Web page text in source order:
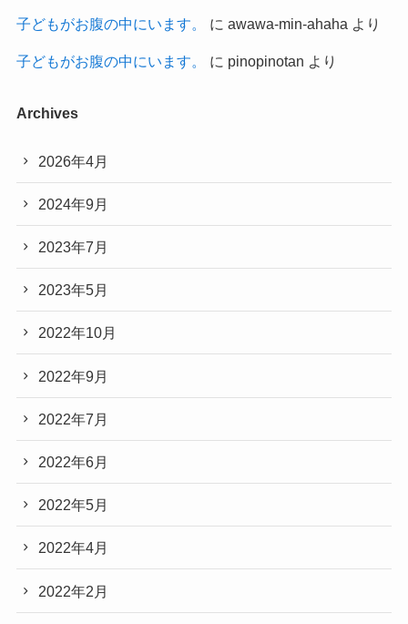
子どもがお腹の中にいます。 に awawa-min-ahaha より
子どもがお腹の中にいます。 に pinopinotan より
Archives
2026年4月
2024年9月
2023年7月
2023年5月
2022年10月
2022年9月
2022年7月
2022年6月
2022年5月
2022年4月
2022年2月